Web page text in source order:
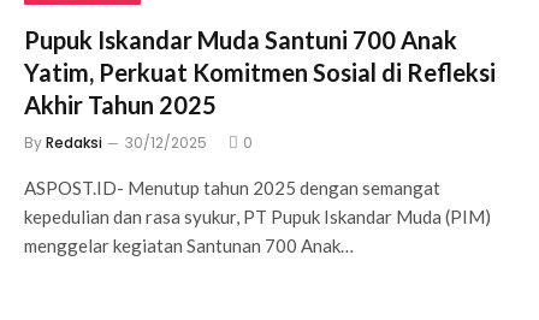
Pupuk Iskandar Muda Santuni 700 Anak
Yatim, Perkuat Komitmen Sosial di Refleksi
Akhir Tahun 2025
ByRedaksi 30/12/2025 0
ASPOST.ID- Menutup tahun 2025 dengan semangat
kepedulian dan rasa syukur, PT Pupuk Iskandar Muda (PIM)
menggelar kegiatan Santunan 700 Anak…